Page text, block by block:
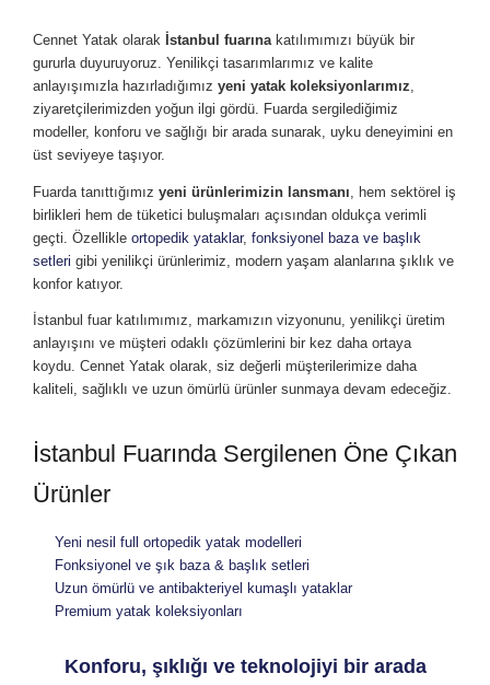
Cennet Yatak olarak İstanbul fuarına katılımımızı büyük bir
gururla duyuruyoruz. Yenilikçi tasarımlarımız ve kalite
anlayışımızla hazırladığımız yeni yatak koleksiyonlarımız
ziyaretçilerimizden yoğun ilgi gördü. Fuarda sergilediğimiz
modeller, konforu ve sağlığı bir arada sunarak, uyku deneyimini en
üst seviyeye taşıyor.
Fuarda tanıttığımız yeni ürünlerimizin lansmanı , hem sektörel iş
birlikleri hem de tüketici buluşmaları açısından oldukça verimli
geçti. Özellikle ortopedik yataklar, fonksiyonel baza ve başlık
setleri gibi yenilikçi ürünlerimiz, modern yaşam alanlarına şıklık ve
konfor katıyor.
İstanbul fuar katılımımız, markamızın vizyonunu, yenilikçi üretim
anlayışını ve müşteri odaklı çözümlerini bir kez daha ortaya
koydu. Cennet Yatak olarak, siz değerli müşterilerimize daha
kaliteli, sağlıklı ve uzun ömürlü ürünler sunmaya devam edeceğiz.
İstanbul Fuarında Sergilenen Öne Çıkan
Ürünler
Yeni nesil full ortopedik yatak modelleri
Fonksiyonel ve şık baza & başlık setleri
Uzun ömürlü ve antibakteriyel kumaşlı yataklar
Premium yatak koleksiyonları
Konforu, şıklığı ve teknolojiyi bir arada